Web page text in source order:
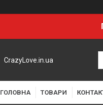
CrazyLove.in.ua
ГОЛОВНА ТОВАРИ